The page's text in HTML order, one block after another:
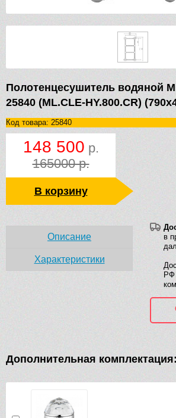
Полотенцесушитель водяной
25840 (ML.CLE-HY.800.CR)
Код товара: 25840
148 500 р.
165000 р.
В корзину
в
РФ
Описание
Характеристики
Дополнительная комплектация: